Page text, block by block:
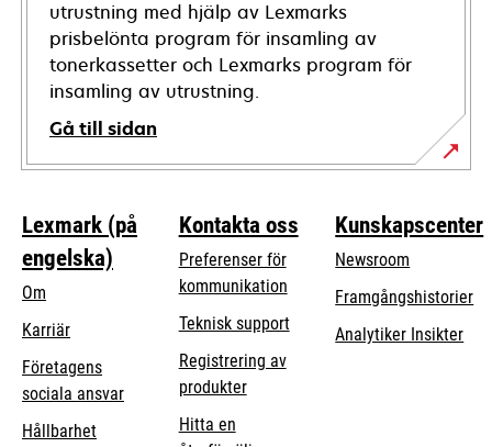
utrustning med hjälp av Lexmarks
prisbelönta program för insamling av
tonerkassetter och Lexmarks program för
insamling av utrustning.
Gå till sidan
Lexmark (på
engelska)
Om
Karriär
Företagens
sociala ansvaropens
Hållbarhet
Kontakta oss
Preferenser för
kommunikation
Teknisk supportopens
Registrering av
produkter
Hitta en
Kunskapscenter
Newsroom
Framgångshistorier
Analytiker Insikter